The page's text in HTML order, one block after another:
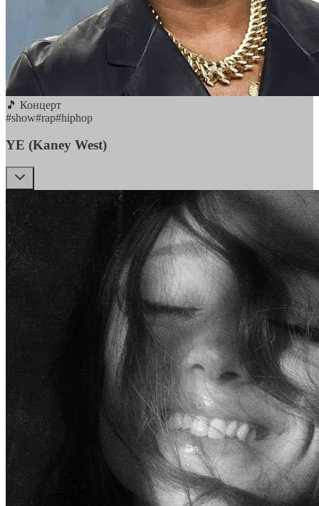
🎵 Концерт
#show#rap#hiphop
YE (Kaney West)